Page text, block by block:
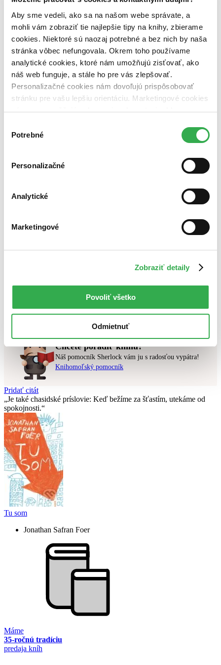
Aby sme vedeli, ako sa na našom webe správate, a
mohli vám zobraziť tie najlepšie tipy na knihy, zbierame
cookies. Niektoré sú naozaj potrebné a bez nich by naša
stránka vôbec nefungovala. Okrem toho používame
analytické cookies, ktoré nám umožňujú zisťovať, ako
náš web funguje, a stále ho pre vás zlepšovať.
Personalizačné cookies nám dovoľujú prispôsobovať
stránku pre vašu lepšiu orientáciu. Marketingové cookies
nám zas umožňujú zobrazenie relevantnej reklamy.
nám pomohlo, keby sme mohli používať všetky tieto
súhlasu
Potrebné
Personalizačné
Analytické
Marketingové
Zobraziť detaily
Povoliť všetko
Odmietnuť
pripravujeme (0 titulov)pripravujeme
dostupná (bez vypredaných) (0 titulov)dostupná (bez
vypredaných)
Nové / čítané
nová (0 titulov)nová
čítaná (0 titulov)čítaná
čítaná - výborný stav (0 titulov)čítaná - výborný stav
čítaná - mierne opotrebovaná (0 titulov)
čítaná - mierne
opotrebovaná
čítané verzie vypredaných kníh (0 titulov)čítané verzie
Zúžiť výber
Zoradiť
Novinky
Najdrahšie
Najvyššia zľava
Zrušiť filtre
čítané verzie vypredaných kníh
Skúste prosím zmeniť vyhľadávaný výraz.
Chcete poradiť knihu?
Náš pomocník Sherlock vám ju s radosťou vypátra!
Knihomoľský pomocník
Pridať citát
Je také chasidské príslovie: Keď bežíme za šťastím, utekáme od
spokojnosti.
Tu som
Jonathan Safran Foer
Máme
35-ročnú tradíciu
predaja kníh